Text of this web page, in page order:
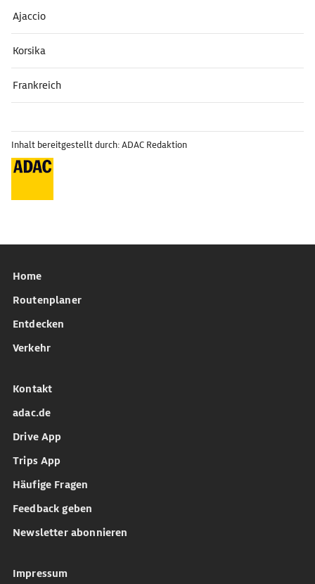
Ajaccio
Korsika
Frankreich
Inhalt bereitgestellt durch: ADAC Redaktion
Home
Routenplaner
Entdecken
Verkehr
Kontakt
adac.de
Drive App
Trips App
Häufige Fragen
Feedback geben
Newsletter abonnieren
Impressum